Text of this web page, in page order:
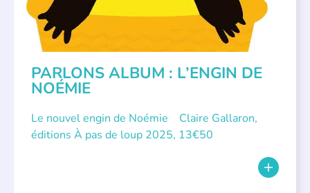
PARLONS ALBUM : L’ENGIN DE
NOÉMIE
Le nouvel engin de Noémie Claire Gallaron,
éditions À pas de loup 2025, 13€50